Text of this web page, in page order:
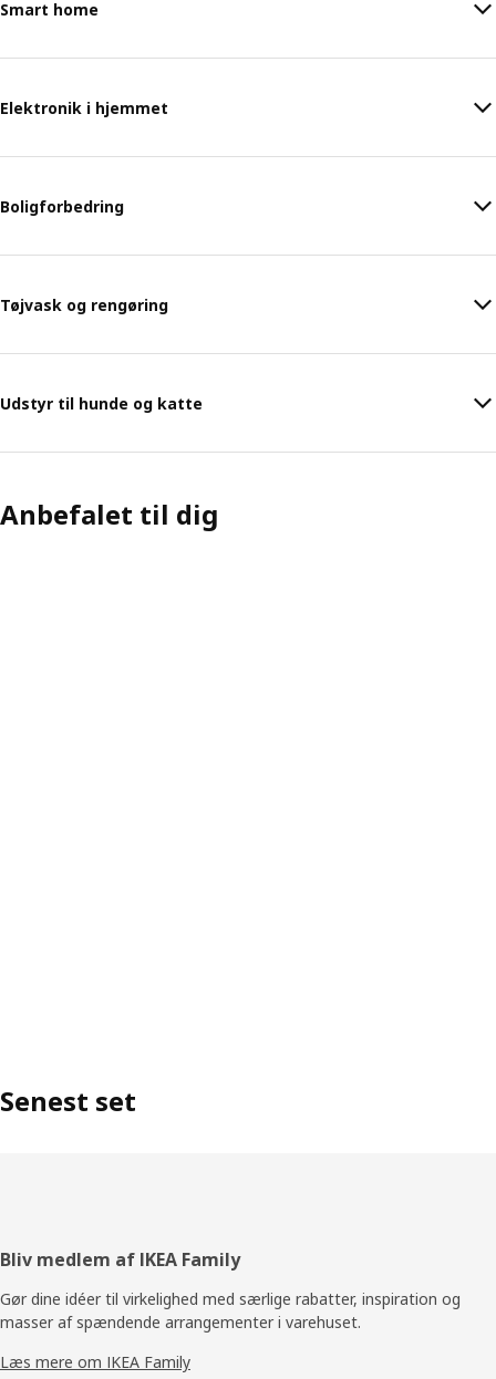
Smart home
Elektronik i hjemmet
Boligforbedring
Tøjvask og rengøring
Udstyr til hunde og katte
Anbefalet til dig
Senest set
Footer
Bliv medlem af IKEA Family
Gør dine idéer til virkelighed med særlige rabatter, inspiration og
masser af spændende arrangementer i varehuset.
Læs mere om IKEA Family